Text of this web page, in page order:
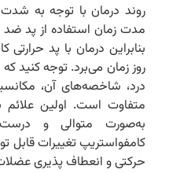
روند درمان با توجه به شدت
مدت زمان استفاده از پد ضد
بنابراین درمان با پد حرارتی
روز زمان می‌برد. توجه کنید که
درد، شاخصه‌های آن، مکانسیم
متفاوت است. اولین علائم
به‌صورت متوالی و درست
کامفواستریپ تغییرات قابل
حرکتی و انعطاف پذیری عضلات